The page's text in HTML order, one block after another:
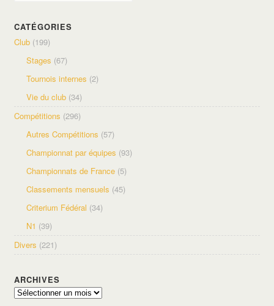
CATÉGORIES
Club (199)
Stages (67)
Tournois internes (2)
Vie du club (34)
Compétitions (296)
Autres Compétitions (57)
Championnat par équipes (93)
Championnats de France (5)
Classements mensuels (45)
Criterium Fédéral (34)
N1 (39)
Divers (221)
ARCHIVES
Archives